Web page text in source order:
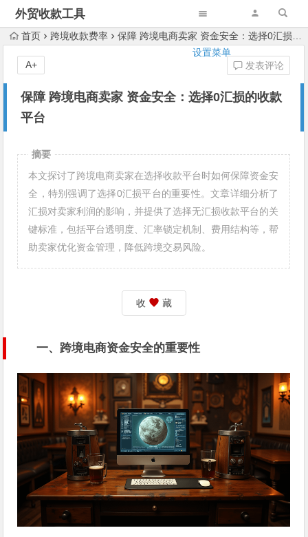
外贸收款工具
设置菜单
首页 跨境收款费率 保障 跨境电商卖家 资金安全：选择0汇损的收款平台
保障 跨境电商卖家 资金安全：选择0汇损的收款
平台
发表评论
A+
摘要
本文探讨了跨境电商卖家在选择收款平台时如何保障资金安
全，特别强调了选择0汇损平台的重要性。文章详细分析了
汇损对卖家利润的影响，并提供了选择无汇损收款平台的关
键标准，包括平台透明度、汇率锁定机制、费用结构等，帮
助卖家优化资金管理，降低跨境交易风险。
收 藏
一、跨境电商资金安全的重要性